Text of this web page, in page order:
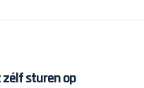
sturen op